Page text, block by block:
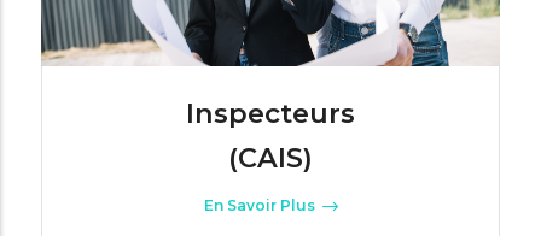
Inspecteurs
(CAIS)
En Savoir Plus